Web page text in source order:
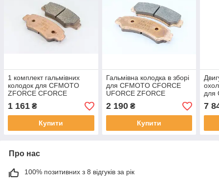
1 комплект гальмівних
колодок для CFMOTO
ZFORCE CFORCE
UFORCE 500 600 800
1000 2018 2019 2020
1 161 ₴
Купити
Гальмівна колодка в зборі
для CFMOTO CFORCE
UFORCE ZFORCE
2 190₴
Купити
для
7
Про нас
100% позитивних з 8 відгуків за рік